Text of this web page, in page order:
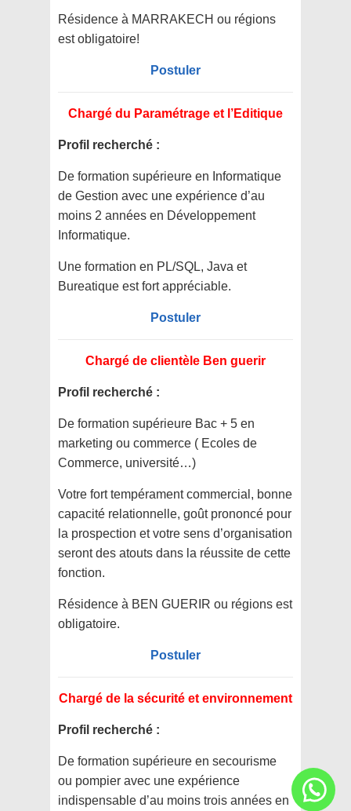
Résidence à MARRAKECH ou régions
est obligatoire!
Postuler
Chargé du Paramétrage et l’Editique
Profil recherché :
De formation supérieure en Informatique
de Gestion avec une expérience d’au
moins 2 années en Développement
Informatique.
Une formation en PL/SQL, Java et
Bureatique est fort appréciable.
Postuler
Chargé de clientèle Ben guerir
Profil recherché :
De formation supérieure Bac + 5 en
marketing ou commerce ( Ecoles de
Commerce, université…)
Votre fort tempérament commercial, bonne
capacité relationnelle, goût prononcé pour
la prospection et votre sens d’organisation
seront des atouts dans la réussite de cette
fonction.
Résidence à BEN GUERIR ou régions est
obligatoire.
Postuler
Chargé de la sécurité et environnement
Profil recherché :
De formation supérieure en secourisme
ou pompier avec une expérience
indispensable d’au moins trois années en